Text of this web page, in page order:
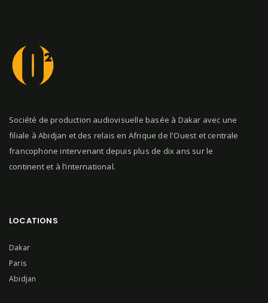
Société de production audiovisuelle basée à Dakar avec une
filiale à Abidjan et des relais en Afrique de l'Ouest et centrale
francophone intervenant depuis plus de dix ans sur le
continent et à l’international.
LOCATIONS
Dakar
Paris
Abidjan